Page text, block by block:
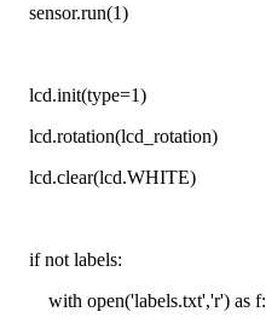
sensor.run(1)
lcd.init(type=1)
lcd.rotation(lcd_rotation)
lcd.clear(lcd.WHITE)
if not labels:
with open('labels.txt','r') as f: